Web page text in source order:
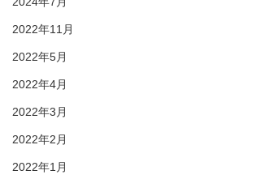
2022年11月
2022年5月
2022年4月
2022年3月
2022年2月
2022年1月